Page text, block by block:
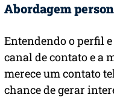
Abordagem
Entendendo o perfil
canal de contato e a
merece um contato
chance de gerar